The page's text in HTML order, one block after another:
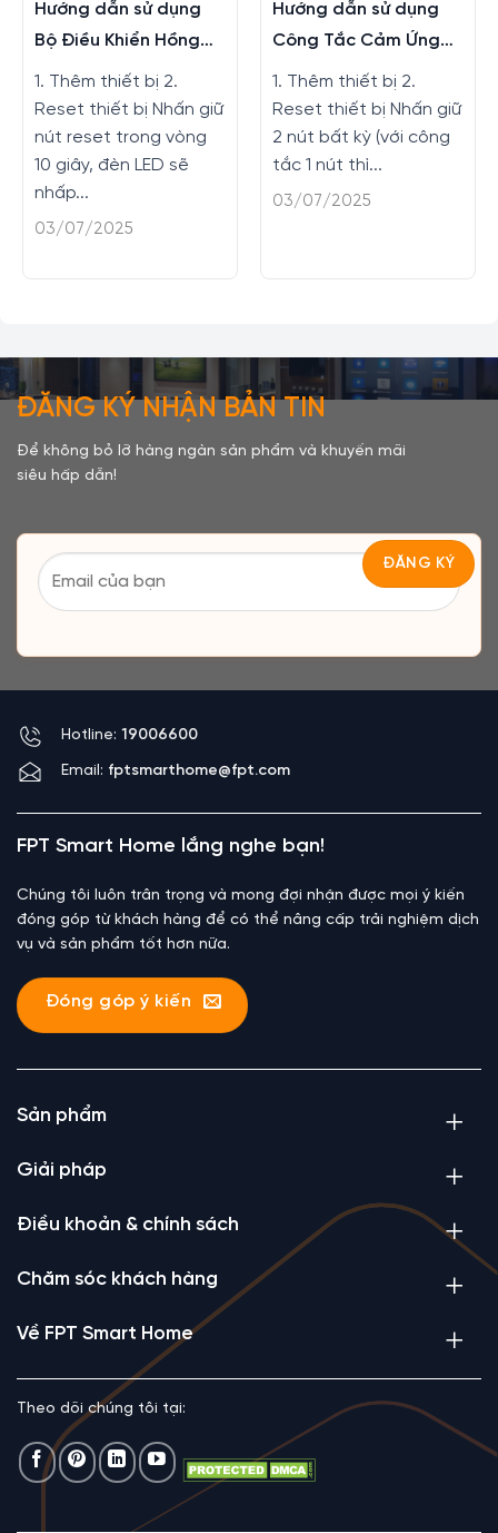
Hướng dẫn sử dụng
Bộ Điều Khiển Hồng
Ngoại
1. Thêm thiết bị 2.
Reset thiết bị Nhấn giữ
nút reset trong vòng
10 giây, đèn LED sẽ
nhấp...
03/07/2025
Hướng dẫn sử dụng
Công Tắc Cảm Ứng
Athena
1. Thêm thiết bị 2.
Reset thiết bị Nhấn giữ
2 nút bất kỳ (với công
tắc 1 nút thì...
03/07/2025
ĐĂNG KÝ NHẬN BẢN TIN
Để không bỏ lỡ hàng ngàn sản phẩm và khuyến mãi
siêu hấp dẫn!
Hotline: 19006600
Email: fptsmarthome@fpt.com
FPT Smart Home lắng nghe bạn!
Chúng tôi luôn trân trọng và mong đợi nhận được mọi ý kiến
đóng góp từ khách hàng để có thể nâng cấp trải nghiệm dịch
vụ và sản phẩm tốt hơn nữa.
Đóng góp ý kiến
Sản phẩm
Giải pháp
Điều khoản & chính sách
Chăm sóc khách hàng
Về FPT Smart Home
Theo dõi chúng tôi tại: